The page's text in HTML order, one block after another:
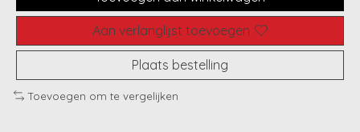
Aan verlanglijst toevoegen
Plaats bestelling
Toevoegen om te vergelijken